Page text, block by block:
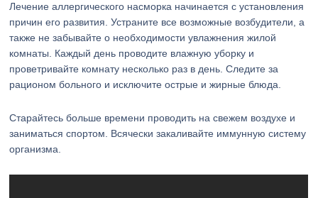
Лечение аллергического насморка начинается с установления
причин его развития. Устраните все возможные возбудители, а
также не забывайте о необходимости увлажнения жилой
комнаты. Каждый день проводите влажную уборку и
проветривайте комнату несколько раз в день. Следите за
рационом больного и исключите острые и жирные блюда.
Старайтесь больше времени проводить на свежем воздухе и
заниматься спортом. Всячески закаливайте иммунную систему
организма.